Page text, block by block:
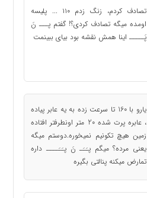
تصادف کردم، زنگ زدم ۱۱۰ ... پلیسه
اومده میگه تصادف کردی؟! گفتم پـــ نَ
پَـــــ اینا همش نقشه بود بیای ببینمت
یارو با 160 تا سرعت زده به یه عابر پیاده
، عابره پرت شده 20 متر اونطرفتر افتاده
زمین هیچ تکونیم نمیخوره.دوستم میگه
یعنی مرده؟ میگم پـَـَـ نَ پـَـَــــ داره
تمارض میکنه پنالتی بگیره